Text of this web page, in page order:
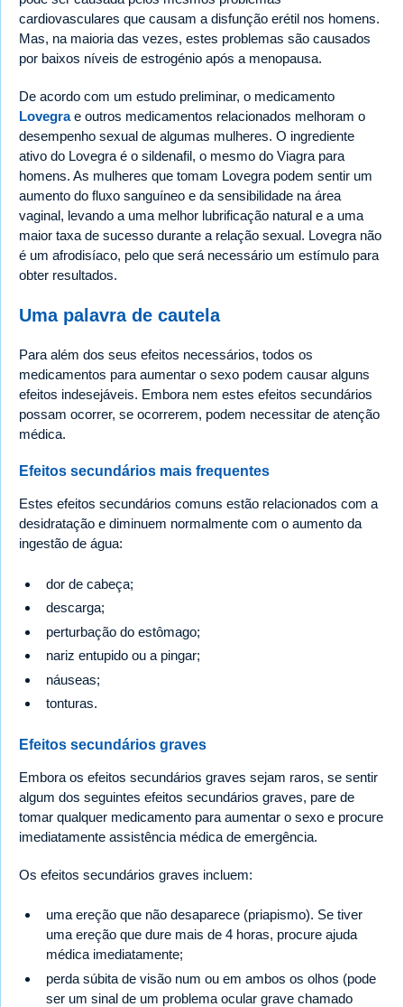
cardiovasculares que causam a disfunção erétil nos homens.
Mas, na maioria das vezes, estes problemas são causados
por baixos níveis de estrogénio após a menopausa.
De acordo com um estudo preliminar, o medicamento
Lovegrae outros medicamentos relacionados melhoram o
desempenho sexual de algumas mulheres. O ingrediente
ativo do Lovegra é o sildenafil, o mesmo do Viagra para
homens. As mulheres que tomam Lovegra podem sentir um
aumento do fluxo sanguíneo e da sensibilidade na área
vaginal, levando a uma melhor lubrificação natural e a uma
maior taxa de sucesso durante a relação sexual. Lovegra não
é um afrodisíaco, pelo que será necessário um estímulo para
obter resultados.
Uma palavra de cautela
Para além dos seus efeitos necessários, todos os
medicamentos para aumentar o sexo podem causar alguns
efeitos indesejáveis. Embora nem estes efeitos secundários
possam ocorrer, se ocorrerem, podem necessitar de atenção
médica.
Efeitos secundários mais frequentes
Estes efeitos secundários comuns estão relacionados com a
desidratação e diminuem normalmente com o aumento da
ingestão de água:
dor de cabeça;
descarga;
perturbação do estômago;
nariz entupido ou a pingar;
náuseas;
tonturas.
Efeitos secundários graves
Embora os efeitos secundários graves sejam raros, se sentir
algum dos seguintes efeitos secundários graves, pare de
tomar qualquer medicamento para aumentar o sexo e procure
imediatamente assistência médica de emergência.
Os efeitos secundários graves incluem:
uma ereção que não desaparece (priapismo). Se tiver
uma ereção que dure mais de 4 horas, procure ajuda
médica imediatamente;
perda súbita de visão num ou em ambos os olhos (pode
ser um sinal de um problema ocular grave chamado